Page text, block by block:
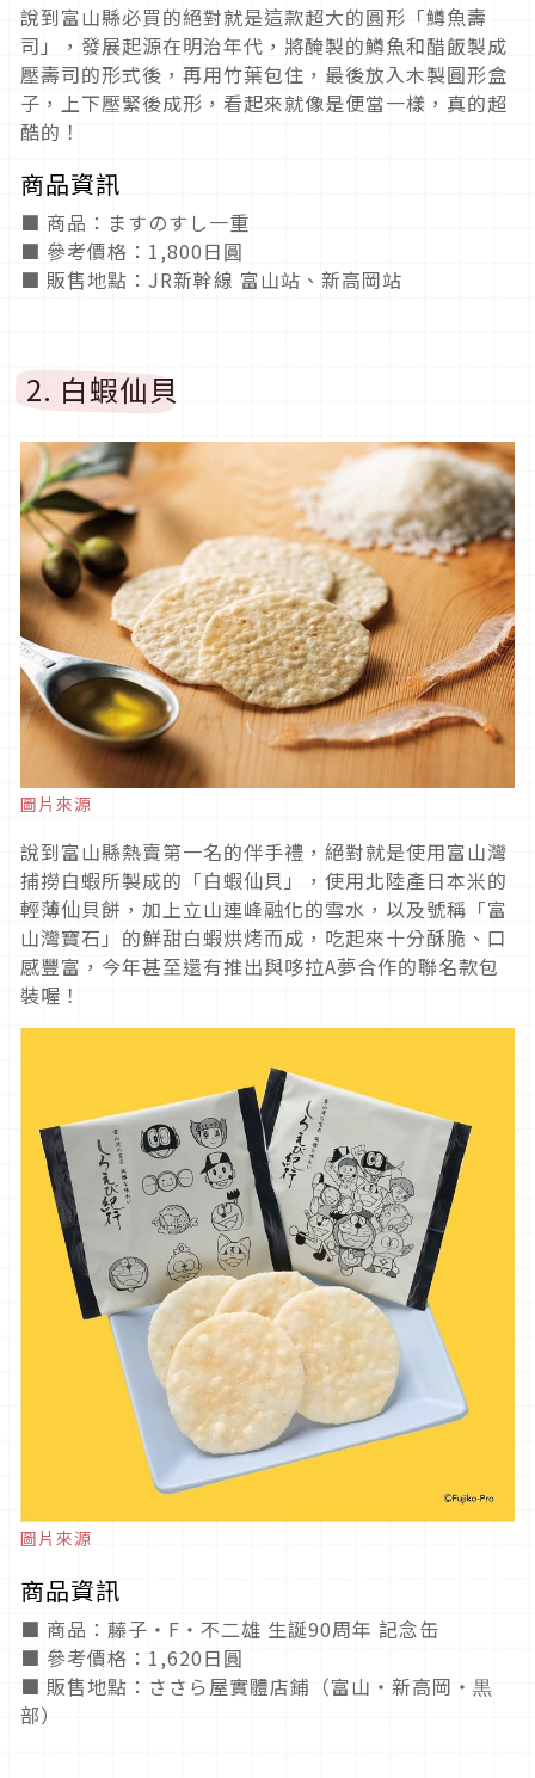
說到富山縣必買的絕對就是這款超大的圓形「鱒魚壽
司」，發展起源在明治年代，將醃製的鱒魚和醋飯製成
壓壽司的形式後，再用竹葉包住，最後放入木製圓形盒
子，上下壓緊後成形，看起來就像是便當一樣，真的超
酷的！
商品資訊
■ 商品：ますのすし一重
■ 參考價格：1,800日圓
■ 販售地點：JR新幹線 富山站、新高岡站
2. 白蝦仙貝
圖片來源
說到富山縣熱賣第一名的伴手禮，絕對就是使用富山灣
捕撈白蝦所製成的「白蝦仙貝」，使用北陸產日本米的
輕薄仙貝餅，加上立山連峰融化的雪水，以及號稱「富
山灣寶石」的鮮甜白蝦烘烤而成，吃起來十分酥脆、口
感豐富，今年甚至還有推出與哆拉A夢合作的聯名款包
裝喔！
圖片來源
商品資訊
■ 商品：藤子・F・不二雄 生誕90周年 記念缶
■ 參考價格：1,620日圓
■ 販售地點：ささら屋實體店鋪（富山・新高岡・黒
部）